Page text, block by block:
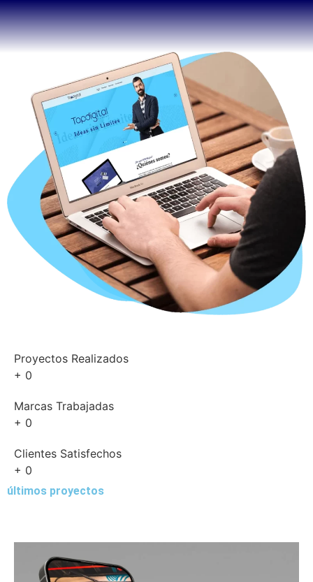
PÁGINAS WEB
Proyectos Realizados
+ 0
Marcas Trabajadas
+ 0
Clientes Satisfechos
+ 0
últimos proyectos